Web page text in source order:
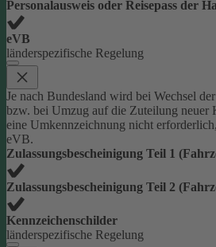
Personalausweis oder Reisepass der
eVB
länderspezifische Regelung
Je nach Bundesland wird bei Wechsel
bzw. bei Umzug auf die Zuteilung neuer
eine Umkennzeichnung nicht
eVB.
Zulassungsbescheinigung Teil 1
Zulassungsbescheinigung Teil 2
Kennzeichenschilder
länderspezifische Regelung